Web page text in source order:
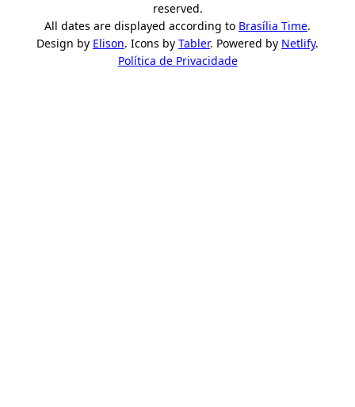
reserved.
All dates are displayed according to Brasília Time.
Design by Elison. Icons by Tabler. Powered by Netlify.
Política de Privacidade